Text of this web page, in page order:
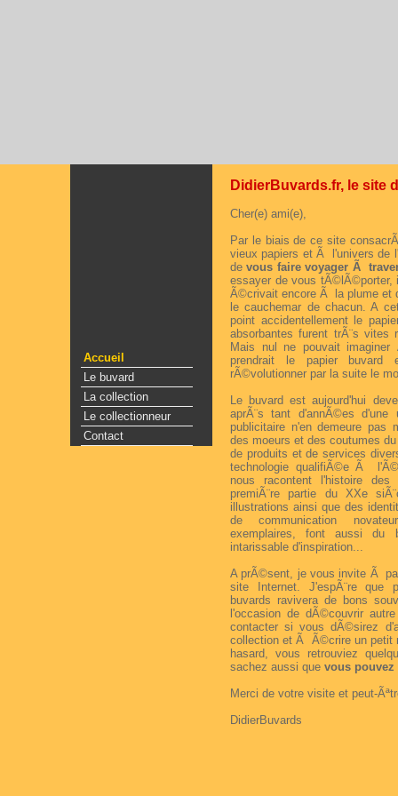
Accueil
Le buvard
La collection
Le collectionneur
Contact
DidierBuvards.fr, le site
Cher(e) ami(e),
Par le biais de ce site
vieux papiers et Ã l'univers de
devous faire voyager Ã
essayer de vous tÃ©lÃ©porter,
Ã©crivait encore Ã la plume et
le cauchemar de chacun. A
point accidentellement le
absorbantes furent trÃ¨s
Mais nul ne pouvait
prendrait le papier
rÃ©volutionner par la suite le
Le buvard est aujourd'hui
aprÃ¨s tant d'annÃ©es d'une
publicitaire n'en demeure pas
des moeurs et des coutumes
de produits et de services
technologie qualifiÃ©e Ã
nous racontent l'histoire
premiÃ¨re partie du XXe
illustrations ainsi que des
de communication
exemplaires, font aussi du
intarissable d'inspiration...
A prÃ©sent, je vous invite Ã
site Internet. J'espÃ¨re que
buvards ravivera de bons
l'occasion de dÃ©couvrir
contacter si vous dÃ©sirez
collection et Ã Ã©crire un petit
hasard, vous retrouviez
sachez aussi que vous pouvez
Merci de votre visite et peut-
DidierBuvards